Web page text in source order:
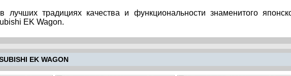
лучших традициях качества и функциональности знаменитого
EK Wagon.
EK WAGON